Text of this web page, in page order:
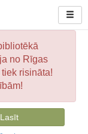
no Rīgas
risināta!
Lasīt